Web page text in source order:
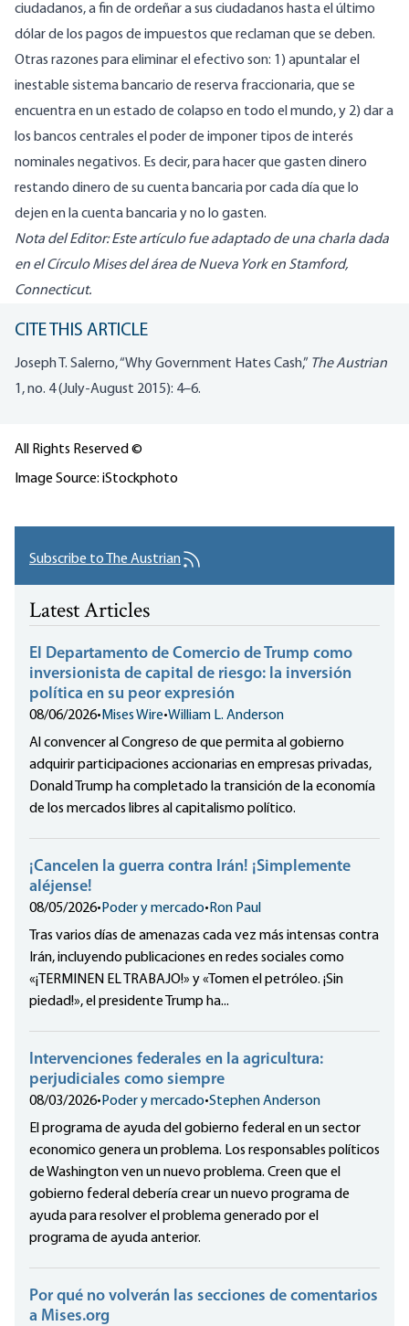
ciudadanos, a fin de ordeñar a sus ciudadanos hasta el último
dólar de los pagos de impuestos que reclaman que se deben.
Otras razones para eliminar el efectivo son: 1) apuntalar el
inestable sistema bancario de reserva fraccionaria, que se
encuentra en un estado de colapso en todo el mundo, y 2) dar a
los bancos centrales el poder de imponer tipos de interés
nominales negativos. Es decir, para hacer que gasten dinero
restando dinero de su cuenta bancaria por cada día que lo
dejen en la cuenta bancaria y no lo gasten.
Nota del Editor: Este artículo fue adaptado de una charla dada
en el Círculo Mises del área de Nueva York en Stamford,
Connecticut.
CITE THIS ARTICLE
Joseph T. Salerno, “Why Government Hates Cash,” The Austrian
1, no. 4 (July-August 2015): 4–6.
All Rights Reserved ©
Image Source: iStockphoto
Subscribe to The Austrian
Latest Articles
El Departamento de Comercio de Trump como
inversionista de capital de riesgo: la inversión
política en su peor expresión
08/06/2026• Mises Wire•William L. Anderson
Al convencer al Congreso de que permita al gobierno
adquirir participaciones accionarias en empresas privadas,
Donald Trump ha completado la transición de la economía
de los mercados libres al capitalismo político.
¡Cancelen la guerra contra Irán! ¡Simplemente
aléjense!
08/05/2026• Poder y mercado• Ron Paul
Tras varios días de amenazas cada vez más intensas contra
Irán, incluyendo publicaciones en redes sociales como
«¡TERMINEN EL TRABAJO!» y «Tomen el petróleo. ¡Sin
piedad!», el presidente Trump ha...
Intervenciones federales en la agricultura:
perjudiciales como siempre
08/03/2026• Poder y mercado•Stephen Anderson
El programa de ayuda del gobierno federal en un sector
economico genera un problema. Los responsables políticos
de Washington ven un nuevo problema. Creen que el
gobierno federal debería crear un nuevo programa de
ayuda para resolver el problema generado por el
programa de ayuda anterior.
Por qué no volverán las secciones de comentarios
a Mises.org